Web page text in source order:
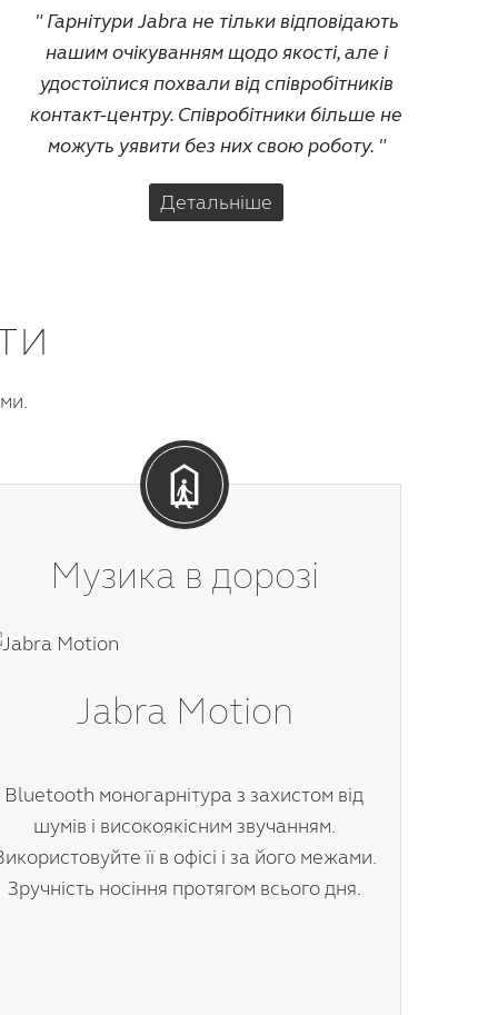
Гарнітури Jabra не тільки відповідають
нашим очікуванням щодо якості, але і
удостоїлися похвали від співробітників
контакт-центру. Співробітники більше не
можуть уявити без них свою роботу.
Детальніше
Музика в дорозі
Jabra Motion
Bluetooth моногарнітура з захистом від
шумів і високоякісним звучанням.
її в офісі і за його межами.
Зручність носіння протягом всього дня.